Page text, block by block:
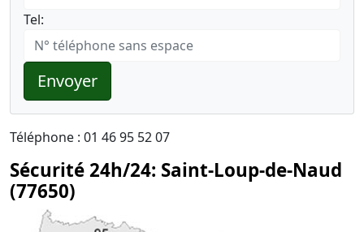
Tel:
Envoyer
Téléphone : 01 46 95 52 07
Sécurité 24h/24: Saint-Loup-de-Naud
(77650)